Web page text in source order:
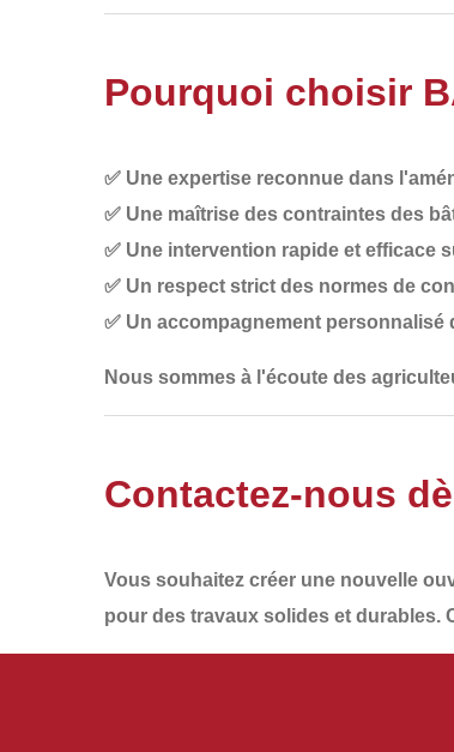
Pourquoi choisir
✅ Une expertise reconnue dans
✅ Une maîtrise des contraintes des
✅ Une intervention rapide et efficace
✅ Un respect strict des normes de
✅ Un accompagnement personnalisé
Nous sommes à l'écoute des
Contactez-nous
Vous souhaitez créer une nouvelle
pour des travaux solides et durables.